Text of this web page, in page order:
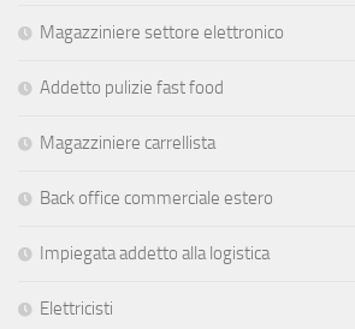
Magazziniere settore elettronico
Addetto pulizie fast food
Magazziniere carrellista
Back office commerciale estero
Impiegata addetto alla logistica
Elettricisti